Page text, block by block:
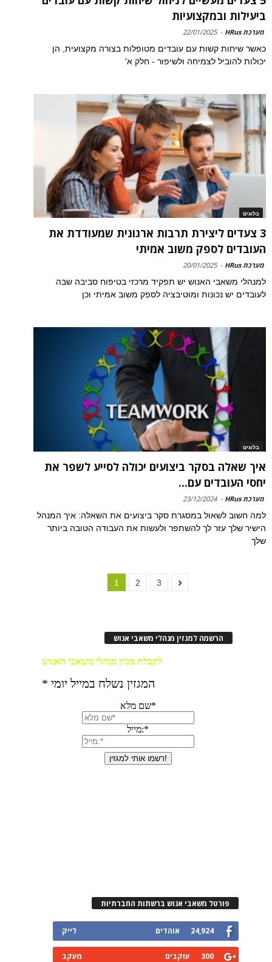
ביעילות ובמקצועיות
מערכת HRus -
22/01/2025
כאשר שיחות קשות עם עובדים מטופלות בצורה מקצועית, הן
יכולות להוביל לצמיחה ולשיפור - חלק א'
בלוגים
3 צעדים ליצירת תרבות ארגונית שמעודדת את
העובדים לספק משוב אמיתי
מערכת HRus -
20/01/2025
למנהלי משאבי האנוש יש תפקיד מרכזי בטיפוח סביבה שבה
לעובדים יש נכונות ומוטיבציה לספק משוב אמיתי וכן
בלוגים
איך שאלה בסקר ביצועים יכולה לסייע לשפר את
יחסי העובדים עם...
מערכת HRus -
23/12/2024
למה חשוב לשאול במסגרת סקר ביצועים את השאלה: איך המנהל
הישיר שלך עזר לך להשתפר ולעשות את העבודה הטובה ביותר
שלך
1 2 3
הרשמה למגזין מנהלי משאבי אנוש
פורטל משאבי אנוש ברשתות החברתיות
24,924 אוהדים לייק
300 עוקבים מעקב